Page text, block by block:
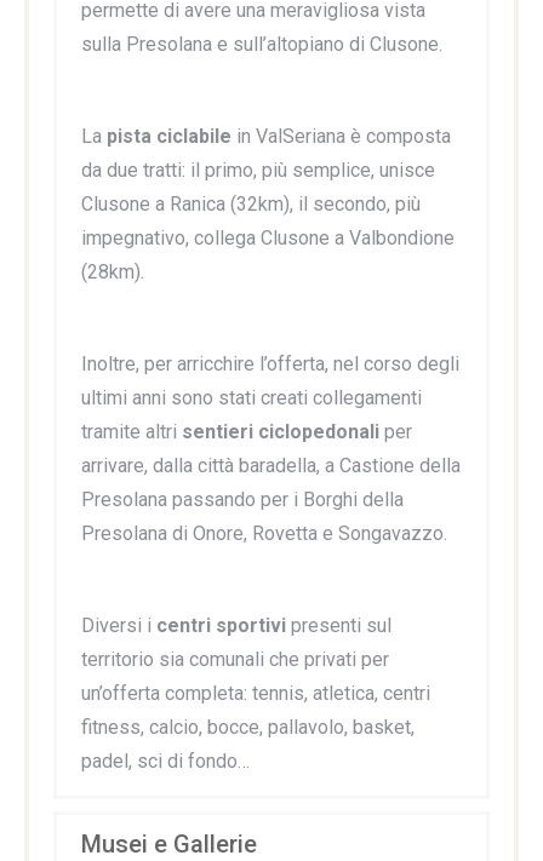
permette di avere una meravigliosa vista
sulla Presolana e sull’altopiano di Clusone.
La pista ciclabile in ValSeriana è composta
da due tratti: il primo, più semplice, unisce
Clusone a Ranica (32km), il secondo, più
impegnativo, collega Clusone a Valbondione
(28km).
Inoltre, per arricchire l’offerta, nel corso degli
ultimi anni sono stati creati collegamenti
tramite altri sentieri ciclopedonali per
arrivare, dalla città baradella, a Castione della
Presolana passando per i Borghi della
Presolana di Onore, Rovetta e Songavazzo.
Diversi i centri sportivi presenti sul
territorio sia comunali che privati per
un’offerta completa: tennis, atletica, centri
fitness, calcio, bocce, pallavolo, basket,
padel, sci di fondo…
Musei e Gallerie